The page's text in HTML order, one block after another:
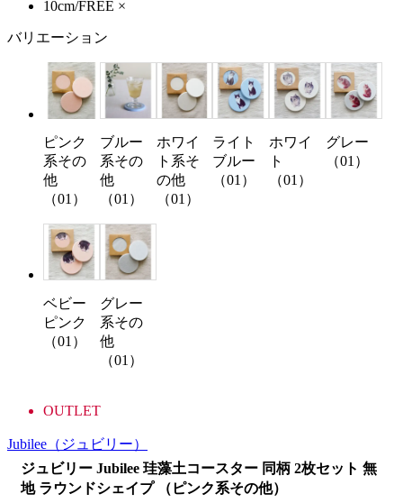
10cm/FREE ×
バリエーション
ピンク
系その
他
（01）
ブルー
系その
他
（01）
ホワイ
ト系そ
の他
（01）
ライト
ブルー
（01）
ホワイ
ト
（01）
グレー
（01）
ベビー
ピンク
（01）
グレー
系その
他
（01）
OUTLET
Jubilee （ジュビリー）
ジュビリー Jubilee 珪藻土コースター 同柄 2枚セット 無
地 ラウンドシェイプ （ピンク系その他）